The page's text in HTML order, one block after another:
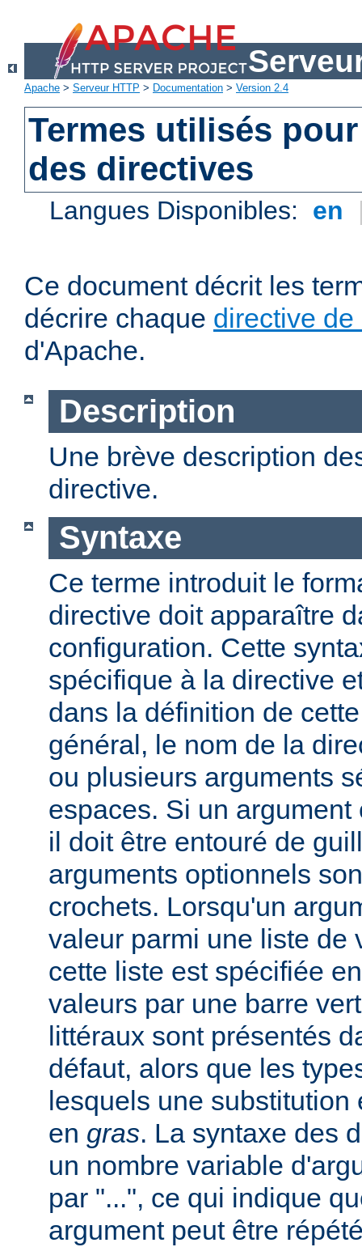
Apache > Serveur HTTP > Documentation > Version 2.4
Termes utilisés
des directives
Langues Disponibles: en
Ce document décrit les
décrire chaque directive
d'Apache.
Description
Une brève description
directive.
Syntaxe
Ce terme introduit le
directive doit apparaître
configuration. Cette
spécifique à la directive
dans la définition de
général, le nom de la
ou plusieurs arguments
espaces. Si un
il doit être entouré de
arguments optionnels
crochets. Lorsqu'un
valeur parmi une liste de
cette liste est spécifiée
valeurs par une barre
littéraux sont présentés
défaut, alors que les
lesquels une substitution
en gras. La syntaxe des
un nombre variable
par "...", ce qui indique
argument peut être